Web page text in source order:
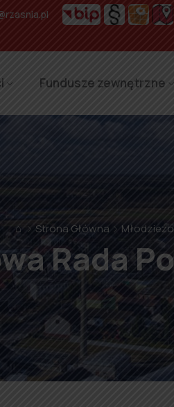
Fundusze zewnętrzne
⌂ Strona Główna
Rada